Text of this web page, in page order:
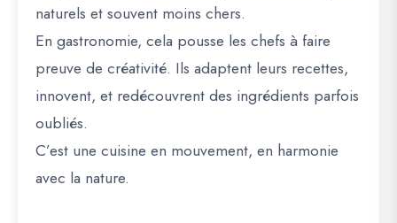
naturels et souvent moins chers.
En gastronomie, cela pousse les chefs à faire
preuve de créativité. Ils adaptent leurs recettes,
innovent, et redécouvrent des ingrédients parfois
oubliés.
C’est une cuisine en mouvement, en harmonie
avec la nature.